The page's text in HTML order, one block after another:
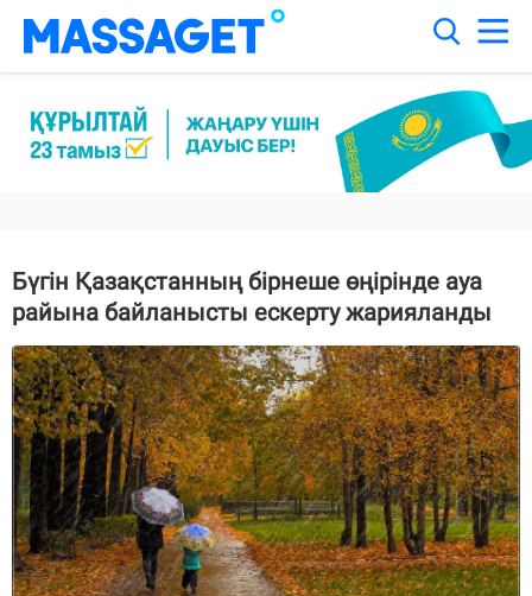
Бүгін Қазақстанның бірнеше өңірінде ауа
райына байланысты ескерту жарияланды